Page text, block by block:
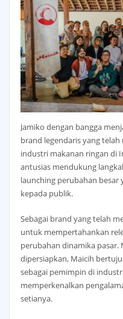
Jamiko dengan bangga
brand legendaris yang
industri makanan ringan di
antusias mendukung
launching perubahan besar
kepada publik.
Sebagai brand yang telah
untuk mempertahankan
perubahan dinamika pasar.
dipersiapkan, Maicih
sebagai pemimpin di
memperkenalkan
setianya.